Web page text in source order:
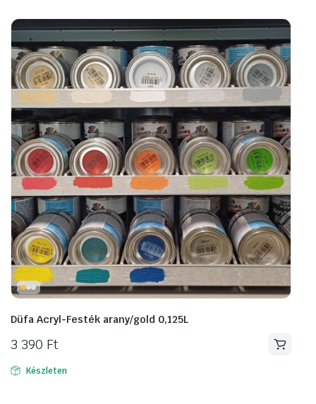
Düfa Acryl-Festék arany/gold 0,125L
3 390 Ft
Készleten